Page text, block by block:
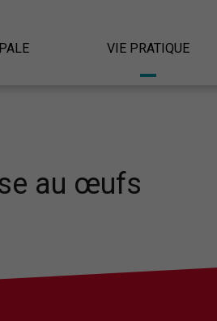
VIE PRATIQUE
au œufs